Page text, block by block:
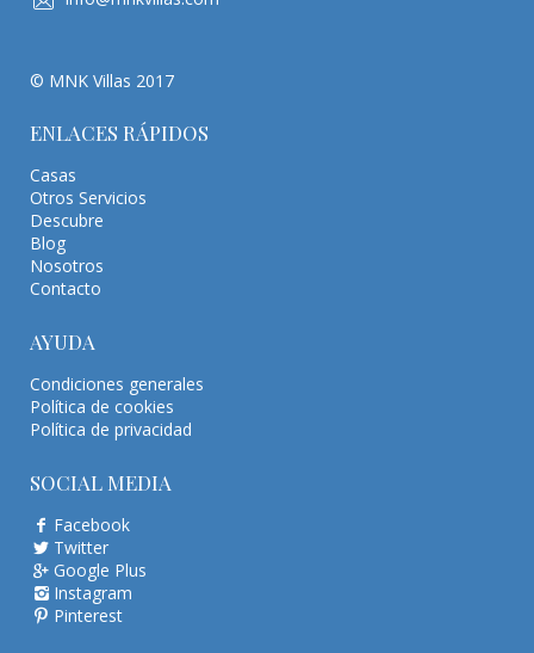
© MNK Villas 2017
ENLACES RÁPIDOS
Casas
Otros Servicios
Descubre
Blog
Nosotros
Contacto
AYUDA
Condiciones generales
Política de cookies
Política de privacidad
SOCIAL MEDIA
Facebook
Twitter
Google Plus
Instagram
Pinterest